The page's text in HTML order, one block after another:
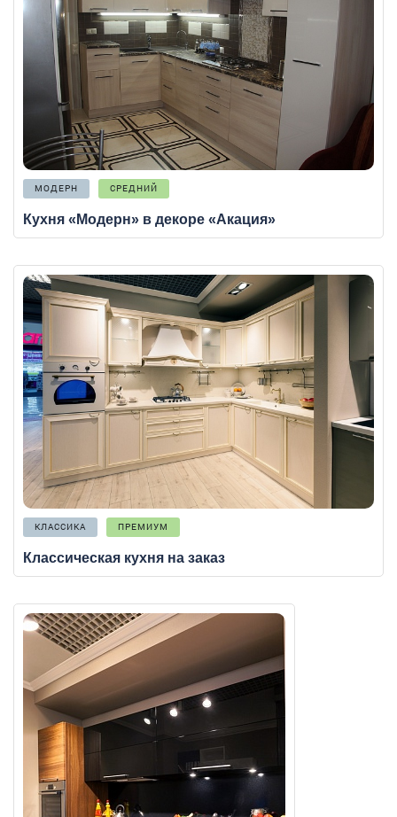
МОДЕРН СРЕДНИЙ
Кухня «Модерн» в декоре «Акация»
КЛАССИКА ПРЕМИУМ
Классическая кухня на заказ